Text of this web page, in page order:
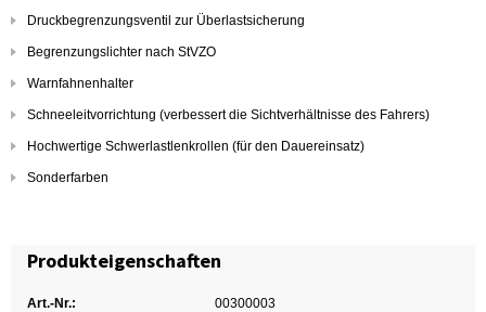
Druckbegrenzungsventil zur Überlastsicherung
Begrenzungslichter nach StVZO
Warnfahnenhalter
Schneeleitvorrichtung (verbessert die Sichtverhältnisse des Fahrers)
Hochwertige Schwerlastlenkrollen (für den Dauereinsatz)
Sonderfarben
Produkteigenschaften
Art.-Nr.:
00300003